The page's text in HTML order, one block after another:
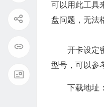
可以用此工具
盘问题，无法
开卡设定密
型号，可以参
下载地址：